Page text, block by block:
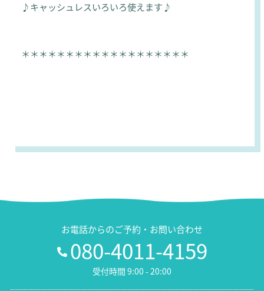
♪キャッシュレスいろいろ使えます♪
＊＊＊＊＊＊＊＊＊＊＊＊＊＊＊＊＊＊＊
お電話からのご予約・お問い合わせ
080-4011-4159
受付時間 9:00 - 20:00